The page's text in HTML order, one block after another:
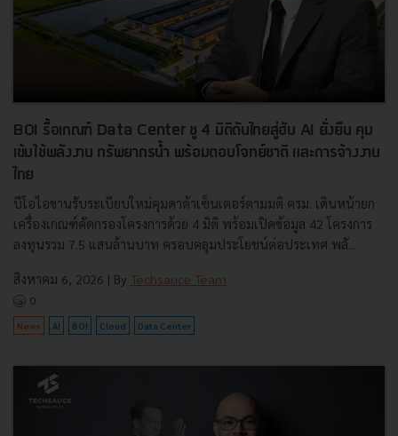
BOI รื้อเกณฑ์ Data Center ชู 4 มิติดันไทยสู่ฮับ AI ยั่งยืน คุม
เข้มใช้พลังงาน ทรัพยากรน้ำ พร้อมตอบโจทย์ชาติ และการจ้างงาน
ไทย
บีโอไอขานรับระเบียบใหม่คุมดาต้าเซ็นเตอร์ตามมติ ครม. เดินหน้ายก
เครื่องเกณฑ์คัดกรองโครงการด้วย 4 มิติ พร้อมเปิดข้อมูล 42 โครงการ
ลงทุนรวม 7.5 แสนล้านบาท ครอบคลุมประโยชน์ต่อประเทศ พลั...
สิงหาคม 6, 2026 | By Techsauce Team
0
News AI BOI Cloud Data Center